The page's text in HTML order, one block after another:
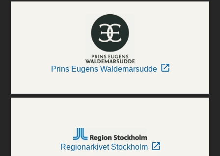
Prins Eugens Waldemarsudde
Regionarkivet Stockholm